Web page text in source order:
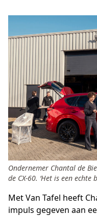
Ondernemer Chantal de
de CX-60. ‘Het is een echte
Met Van Tafel heeft
impuls gegeven aan